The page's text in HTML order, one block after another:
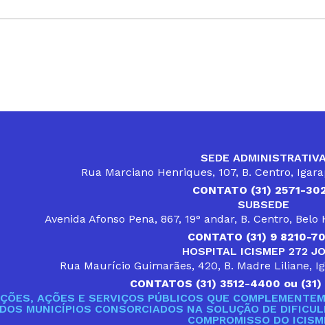
SEDE
Rua Marciano Henriques, 107, B. Centro,
CONTATO (31) 2571-
SUBSEDE
Avenida Afonso Pena, 867, 19° andar, B. Centro, Belo
CONTATO (31) 9 8210-
HOSPITAL ICISMEP 272
Rua Maurício Guimarães, 420, B. Madre Liliane,
CONTATOS (31) 3512-4400 ou
AÇÕES E SERVIÇOS PÚBLICOS QUE
MUNICÍPIOS CONSORCIADOS NA SOLUÇÃO DE
COMPROMISSO DO